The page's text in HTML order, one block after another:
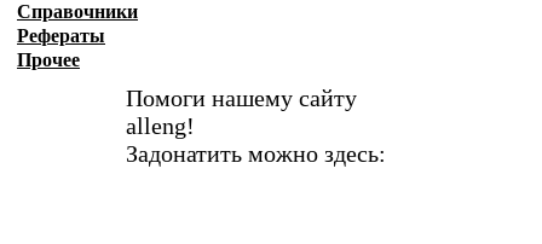
Справочники
Рефераты
Прочее
Помоги нашему сайту
alleng!
Задонатить можно здесь: